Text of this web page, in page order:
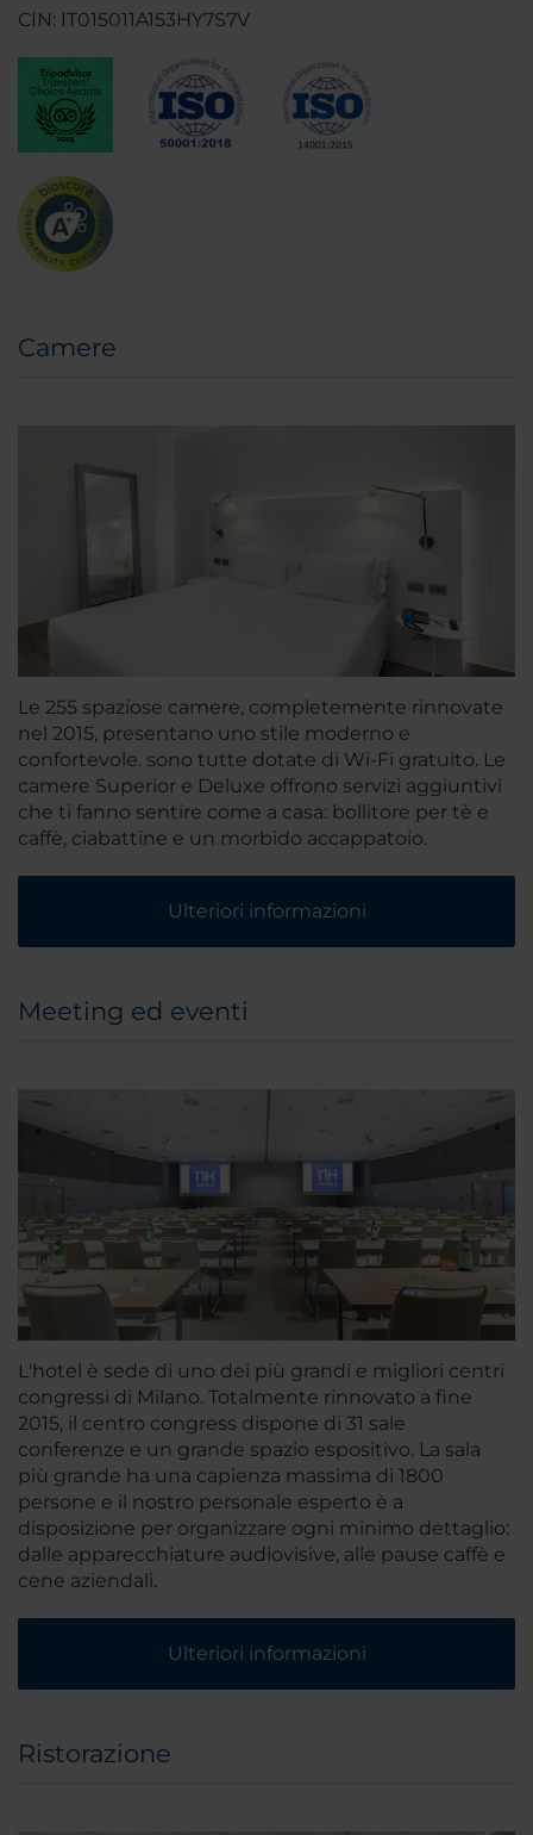
CIN: IT015011A153HY7S7V
Camere
Le 255 spaziose camere, completemente rinnovate
nel 2015, presentano uno stile moderno e
confortevole. sono tutte dotate di Wi-Fi gratuito. Le
camere Superior e Deluxe offrono servizi aggiuntivi
che ti fanno sentire come a casa: bollitore per tè e
caffè, ciabattine e un morbido accappatoio.
Ulteriori informazioni
Meeting ed eventi
L'hotel è sede di uno dei più grandi e migliori centri
congressi di Milano. Totalmente rinnovato a fine
2015, il centro congress dispone di 31 sale
conferenze e un grande spazio espositivo. La sala
più grande ha una capienza massima di 1800
persone e il nostro personale esperto è a
disposizione per organizzare ogni minimo dettaglio:
dalle apparecchiature audiovisive, alle pause caffè e
cene aziendali.
Ulteriori informazioni
Ristorazione